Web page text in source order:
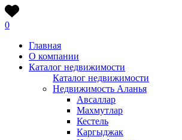
0
Главная
О компании
Каталог недвижимости
Каталог недвижимости
Недвижимость Аланья
Авсаллар
Махмутлар
Кестель
Каргыджак